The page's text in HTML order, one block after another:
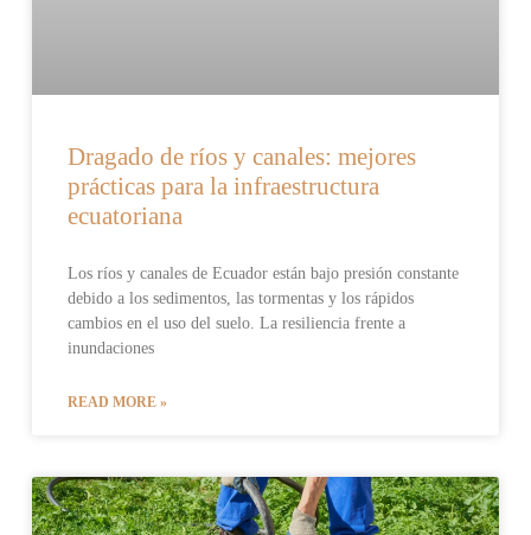
Dragado de ríos y canales: mejores
prácticas para la infraestructura
ecuatoriana
Los ríos y canales de Ecuador están bajo presión constante
debido a los sedimentos, las tormentas y los rápidos
cambios en el uso del suelo. La resiliencia frente a
inundaciones
READ MORE »